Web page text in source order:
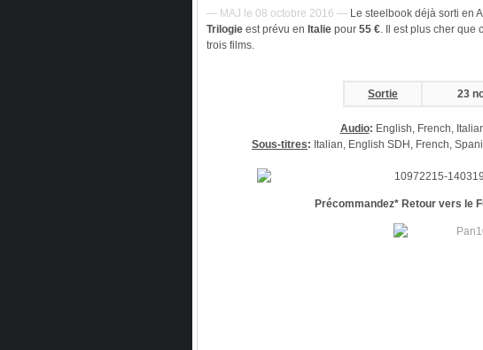
— MAJ le 08 octobre 2016 — Le steelbook déjà sorti en
Trilogie est prévu en Italie pour 55 €. Il est plus cher que
trois films.
Sortie 23
Audio: English, French,
Sous-titres: Italian, English SDH, French,
Précommandez* Retour vers le